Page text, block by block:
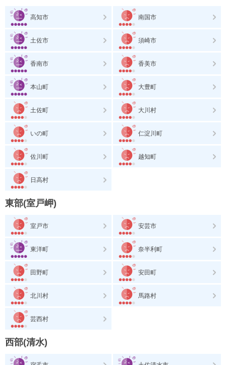
高知市 南国市
土佐市 須崎市
香南市 香美市
本山町 大豊町
土佐町 大川村
いの町 仁淀川町
佐川町 越知町
日高村
東部(室戸岬)
室戸市 安芸市
東洋町 奈半利町
田野町 安田町
北川村 馬路村
芸西村
西部(清水)